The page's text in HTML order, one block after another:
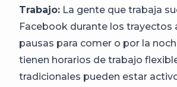
Trabajo: La gente que trabaja
Facebook durante los trayectos
pausas para comer o por la
tienen horarios de trabajo
tradicionales pueden estar